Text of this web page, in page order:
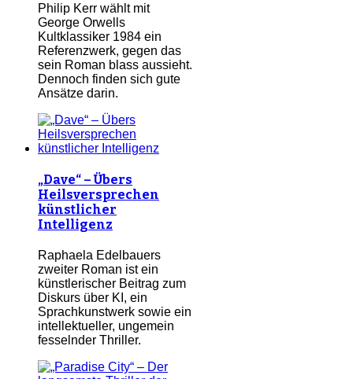
Philip Kerr wählt mit
George Orwells
Kultklassiker 1984 ein
Referenzwerk, gegen das
sein Roman blass aussieht.
Dennoch finden sich gute
Ansätze darin.
„Dave“ – Übers
Heilsversprechen
künstlicher
Intelligenz
Raphaela Edelbauers
zweiter Roman ist ein
künstlerischer Beitrag zum
Diskurs über KI, ein
Sprachkunstwerk sowie ein
intellektueller, ungemein
fesselnder Thriller.